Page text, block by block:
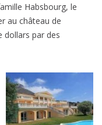
Habsbourg, le
au château de
dollars par des